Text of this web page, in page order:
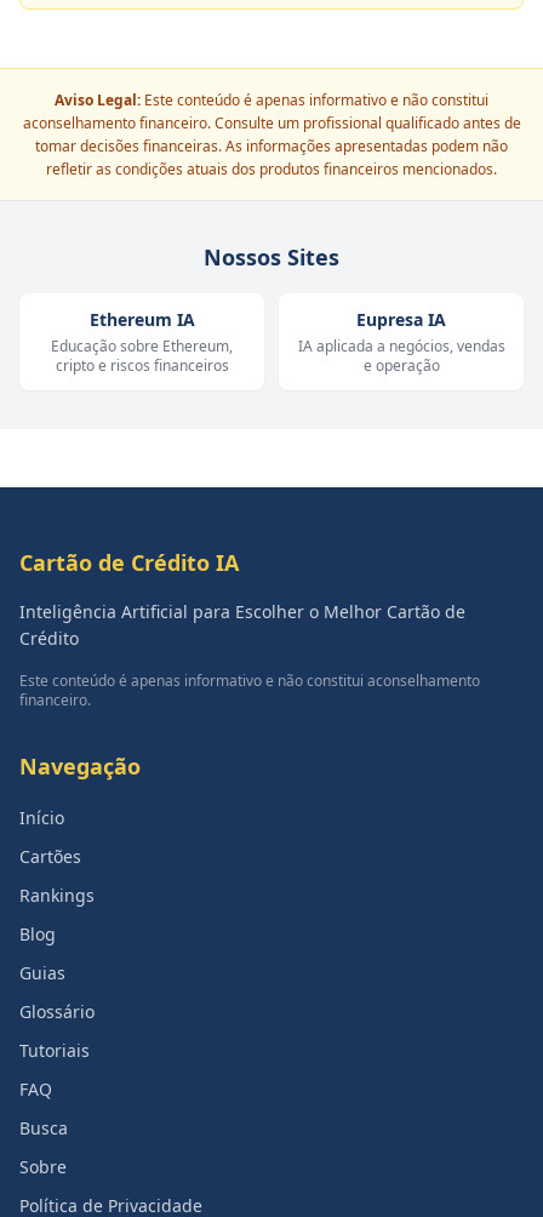
Aviso Legal: Este conteúdo é apenas informativo e não constitui
aconselhamento financeiro. Consulte um profissional qualificado antes de
tomar decisões financeiras. As informações apresentadas podem não
refletir as condições atuais dos produtos financeiros mencionados.
Nossos Sites
Ethereum IA
Educação sobre Ethereum,
cripto e riscos financeiros
Eupresa IA
IA aplicada a negócios, vendas
e operação
Cartão de Crédito IA
Inteligência Artificial para Escolher o Melhor Cartão de
Crédito
Este conteúdo é apenas informativo e não constitui aconselhamento
financeiro.
Navegação
Início
Cartões
Rankings
Blog
Guias
Glossário
Tutoriais
FAQ
Busca
Sobre
Política de Privacidade